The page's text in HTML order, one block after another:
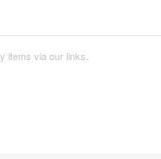
items via our links.